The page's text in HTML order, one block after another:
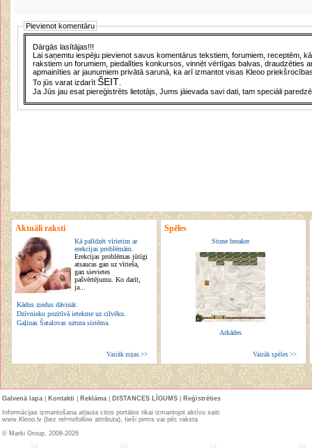
Pievienot komentāru
Dārgās lasītājas!!!
Lai saņemtu iespēju pievienot savus komentārus tekstiem, forumiem, receptēm,
rakstiem un forumiem, piedalīties konkursos, vinnēt vērtīgas balvas, draudzēties
apmainīties ar jaunumiem privātā sarunā, ka arī izmantot visas Kleoo
To jūs varat izdarītŠEIT
Ja Jūs jau esat piereģistrēts lietotājs, Jums jāievada savi dati, tam speciāli
Aktuāli raksti
Kā palīdzēt vīrietim ar
erekcijas problēmām.
Erekcijas problēmas jūtīgi
atsaucas gan uz vīrieša,
gan sievietes
pašvērtējumu. Ko darīt,
ja...
Kādus ziedus dāvināt.
Dzīvnieku pozitīvā ietekme uz cilvēku.
Gaļinas Šatalovas uztura sistēma.
Vairāk ziņas >>
Spēles
Stone breaker
Arkādes
Vairāk spēles >>
Galvenā lapa Kontakti Reklāma DISTANCES LĪGUMS
Reģistrēties
Informācijas izmantošana atļauta citos portālos tikai izmantojot aktīvu saiti
www.Kleoo.lv (bez rel=nofollow attributa), tieši pirms vai pēc raksta
© Marki Group, 2006-2026